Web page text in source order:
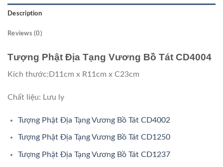
Description
Reviews (0)
Tượng Phật Địa Tạng Vương Bồ Tát CD4004
Kích thước:D11cm x R11cm x C23cm
Chất liệu: Lưu ly
Tượng Phật Địa Tạng Vương Bồ Tát CD4002
Tượng Phật Địa Tạng Vương Bồ Tát CD1250
Tượng Phật Địa Tạng Vương Bồ Tát CD1237